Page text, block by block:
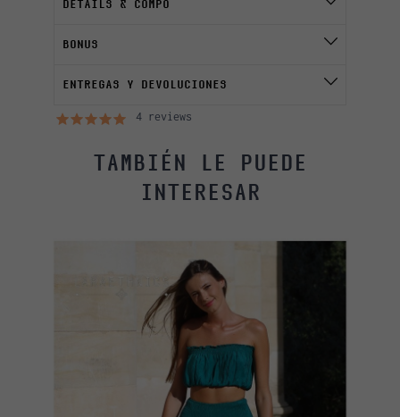
DÉTAILS & COMPO
BONUS
ENTREGAS Y DEVOLUCIONES
4 reviews
TAMBIÉN LE PUEDE
INTERESAR